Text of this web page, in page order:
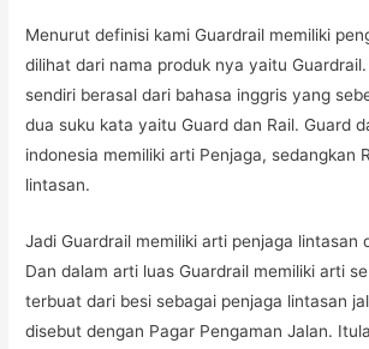
Menurut definisi kami Guardrail memiliki
dilihat dari nama produk nya yaitu
sendiri berasal dari bahasa inggris yang
dua suku kata yaitu Guard dan Rail. Guard
indonesia memiliki arti Penjaga, sedangkan
lintasan.
Jadi Guardrail memiliki arti penjaga lintasan
Dan dalam arti luas Guardrail memiliki arti
terbuat dari besi sebagai penjaga lintasan
disebut dengan Pagar Pengaman Jalan.